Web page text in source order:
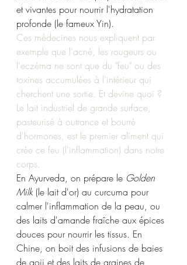
et vivantes pour nourrir l'hydratation
profonde (le fameux Yin).
Ces médecines nous expliquent par
exemple que l'acné, les rougeurs ou
l'eczéma ne sont que du "feu" ou des
toxines accumulées à l'intérieur qui
cherchent une sortie. Et devine quoi ?
Le lait industriel de grande surface,
pasteurisé à outrance et bourré
d'hormones, est le premier aliment qui
crée ce feu (l'inflammation) dans notre
corps.
En Ayurveda, on prépare le Golden
Milk (le lait d'or) au curcuma pour
calmer l'inflammation de la peau, ou
des laits d'amande fraîche aux épices
douces pour nourrir les tissus. En
Chine, on boit des infusions de baies
de goji et des laits de graines de